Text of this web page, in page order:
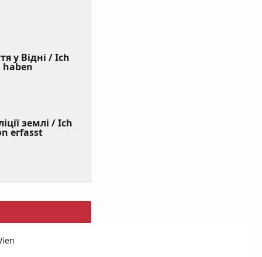
у Відні / Ich
(Value
землі / Ich
erfasst